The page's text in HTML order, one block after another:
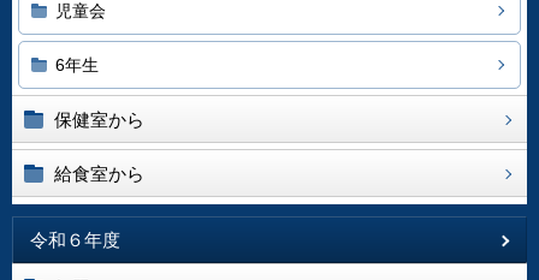
児童会
6年生
保健室から
給食室から
令和６年度